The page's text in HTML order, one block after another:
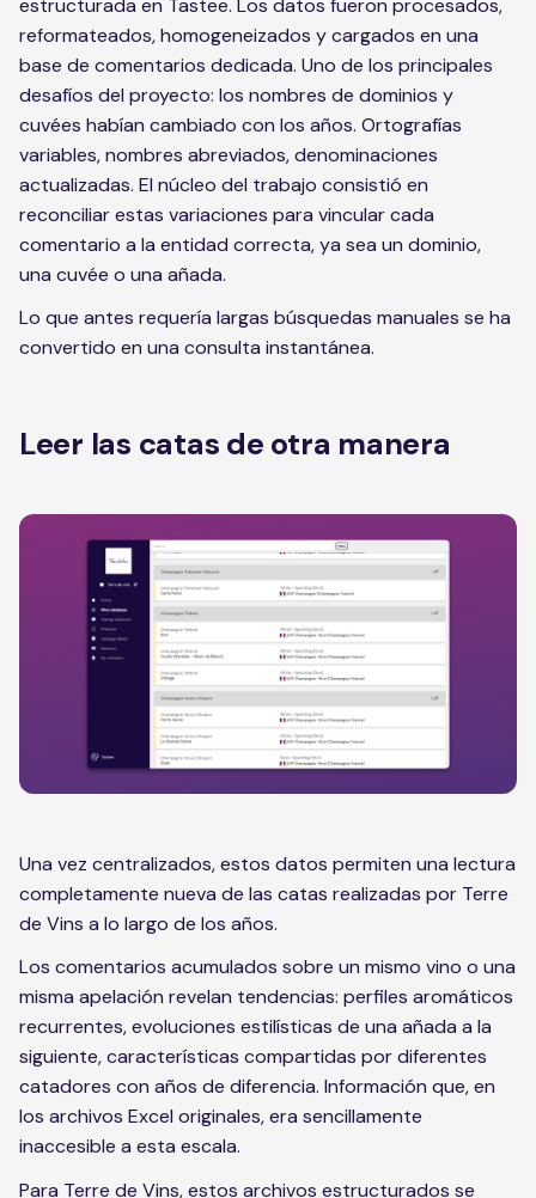
reformateados, homogeneizados y cargados en una
base de comentarios dedicada. Uno de los principales
desafíos del proyecto: los nombres de dominios y
cuvées habían cambiado con los años. Ortografías
variables, nombres abreviados, denominaciones
actualizadas. El núcleo del trabajo consistió en
reconciliar estas variaciones para vincular cada
comentario a la entidad correcta, ya sea un dominio,
una cuvée o una añada.
Lo que antes requería largas búsquedas manuales se ha
convertido en una consulta instantánea.
Leer las catas de otra manera
Una vez centralizados, estos datos permiten una lectura
completamente nueva de las catas realizadas por Terre
de Vins a lo largo de los años.
Los comentarios acumulados sobre un mismo vino o una
misma apelación revelan tendencias: perfiles aromáticos
recurrentes, evoluciones estilísticas de una añada a la
siguiente, características compartidas por diferentes
catadores con años de diferencia. Información que, en
los archivos Excel originales, era sencillamente
inaccesible a esta escala.
Para Terre de Vins, estos archivos estructurados se